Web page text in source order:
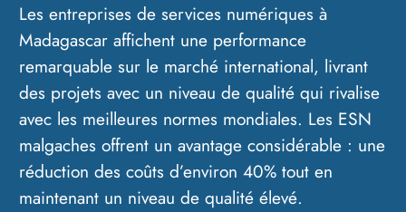
Les entreprises de services numériques à
Madagascar affichent une performance
remarquable sur le marché international, livrant
des projets avec un niveau de qualité qui rivalise
avec les meilleures normes mondiales. Les ESN
malgaches offrent un avantage considérable : une
réduction des coûts d’environ 40% tout en
maintenant un niveau de qualité élevé.